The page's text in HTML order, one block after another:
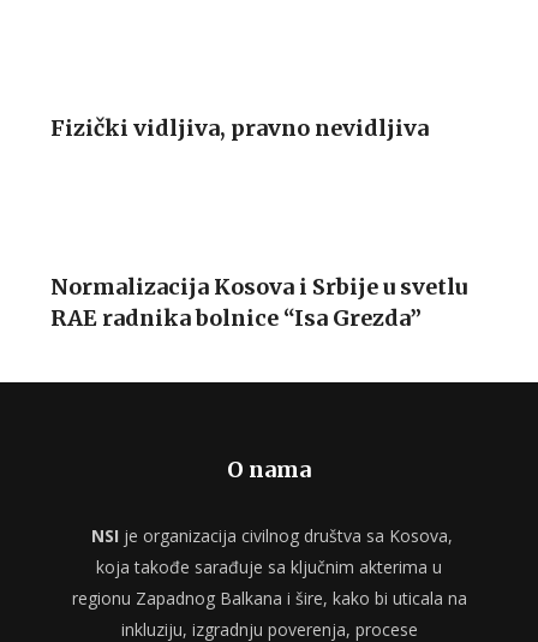
Fizički vidljiva, pravno nevidljiva
Normalizacija Kosova i Srbije u svetlu
RAE radnika bolnice “Isa Grezda”
O nama
NSI je organizacija civilnog društva sa Kosova,
koja takođe sarađuje sa ključnim akterima u
regionu Zapadnog Balkana i šire, kako bi uticala na
inkluziju, izgradnju poverenja, procese